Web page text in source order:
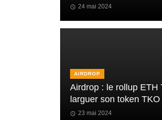
24 mai 2024
AIRDROP
Airdrop : le rollup ETH
larguer son token TKO
23 mai 2024